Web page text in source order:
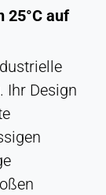
25°C auf
Ihr Design